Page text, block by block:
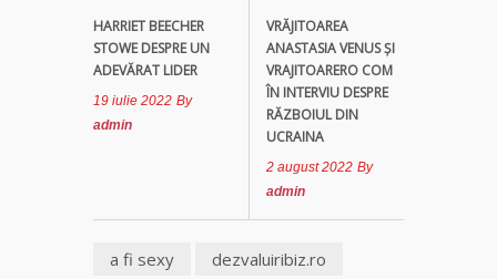
Vrăjitoarea
Anastasia
HARRIET BEECHER
STOWE DESPRE UN
ADEVĂRAT LIDER
19 iulie 2022 By
admin
VRĂJITOAREA
ANASTASIA VENUS ȘI
VRAJITOARERO COM
ÎN INTERVIU DESPRE
RĂZBOIUL DIN
UCRAINA
2 august 2022 By
admin
a fi sexy
dezvaluiribiz.ro